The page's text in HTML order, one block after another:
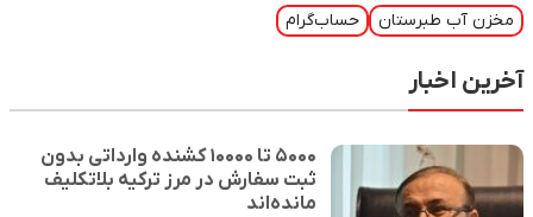
مخزن آب طبرستان حساب‌گرام
آخرین اخبار
۵۰۰۰ تا ۱۰۰۰۰ کشنده وارداتی بدون
ثبت سفارش در مرز ترکیه بلاتکلیف
مانده‌اند